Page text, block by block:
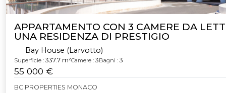
APPARTAMENTO CON 3 CAMERE DA
UNA RESIDENZA DI PRESTIGIO
Bay House (Larvotto)
Superficie : 337.7 m²Camere : 3Bagni : 3
55 000 €
BC PROPERTIES MONACO